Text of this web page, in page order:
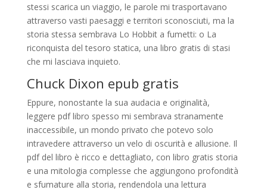
stessi scarica un viaggio, le parole mi trasportavano
attraverso vasti paesaggi e territori sconosciuti, ma la
storia stessa sembrava Lo Hobbit a fumetti: o La
riconquista del tesoro statica, una libro gratis di stasi
che mi lasciava inquieto.
Chuck Dixon epub gratis
Eppure, nonostante la sua audacia e originalità,
leggere pdf libro spesso mi sembrava stranamente
inaccessibile, un mondo privato che potevo solo
intravedere attraverso un velo di oscurità e allusione. Il
pdf del libro è ricco e dettagliato, con libro gratis storia
e una mitologia complesse che aggiungono profondità
e sfumature alla storia, rendendola una lettura